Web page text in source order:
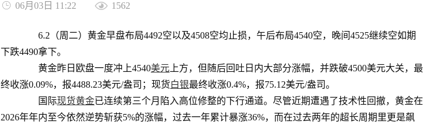
06月03日 11:22 1562
6.2（周二）黄金早盘布局4492空以及4508空均止损，午后布局4540空，晚间4525继续空如期
下跌4490拿下。
黄金昨日欧盘一度冲上4540美元 上方，但随后回吐日内大部分涨幅，并跌破4500美元大关，最
终收涨0.09%，报4488.23美元/盎司；现货白银最终收涨0.4%，报75.12美元/盎司。
国际现货黄金已连续第三个月陷入高位修整的下行通道。尽管近期遭遇了技术性回撤，黄金在
2026年年内至今依然逆势斩获5%的涨幅，过去一年累计暴涨36%，而在过去两年的超长周期里更是飙